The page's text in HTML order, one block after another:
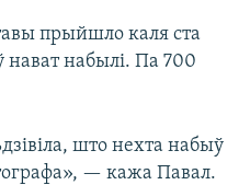
прыйшло каля ста
нават набылі. Па 700
што нехта набыў
— кажа Павал.